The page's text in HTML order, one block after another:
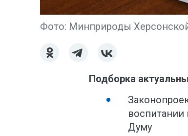
Фото: Минприроды
Подборка
воспитании
Думу